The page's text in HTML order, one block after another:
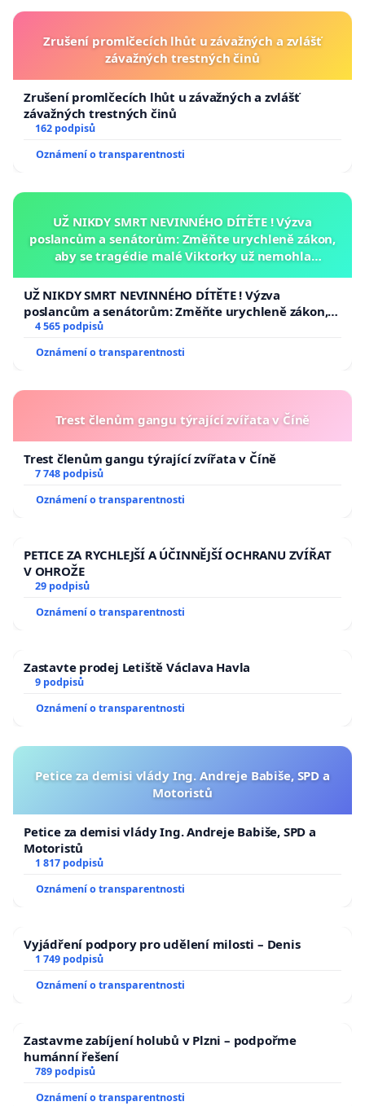
Zrušení promlčecích lhůt u závažných a zvlášť
závažných trestných činů
Zrušení promlčecích lhůt u závažných a zvlášť
závažných trestných činů
162 podpisů
Oznámení o transparentnosti
UŽ NIKDY SMRT NEVINNÉHO DÍTĚTE ! Výzva
poslancům a senátorům: Změňte urychleně zákon,
aby se tragédie malé Viktorky už nemohla
UŽ NIKDY SMRT NEVINNÉHO DÍTĚTE ! Výzva
poslancům a senátorům: Změňte urychleně zákon,
aby se tragédie malé Viktorky už nemohla opakovat!
4 565 podpisů
Oznámení o transparentnosti
Trest členům gangu týrající zvířata v Číně
Trest členům gangu týrající zvířata v Číně
7 748 podpisů
Oznámení o transparentnosti
PETICE ZA RYCHLEJŠÍ A ÚČINNĚJŠÍ OCHRANU ZVÍŘAT
V OHROŽE
29 podpisů
Oznámení o transparentnosti
Zastavte prodej Letiště Václava Havla
9 podpisů
Oznámení o transparentnosti
Petice za demisi vlády Ing. Andreje Babiše, SPD a
Motoristů
Petice za demisi vlády Ing. Andreje Babiše, SPD a
Motoristů
1 817 podpisů
Oznámení o transparentnosti
Vyjádření podpory pro udělení milosti – Denis
1 749 podpisů
Oznámení o transparentnosti
Zastavme zabíjení holubů v Plzni – podpořme
humánní řešení
789 podpisů
Oznámení o transparentnosti